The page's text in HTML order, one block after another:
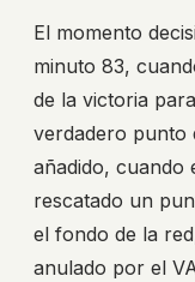
El momento
minuto 83,
de la victoria
verdadero punto
añadido, cuando
rescatado un
el fondo de la
anulado por el